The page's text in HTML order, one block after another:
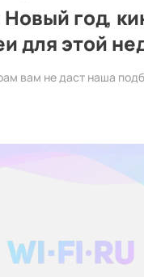
год,
для этой
вам не даст наша